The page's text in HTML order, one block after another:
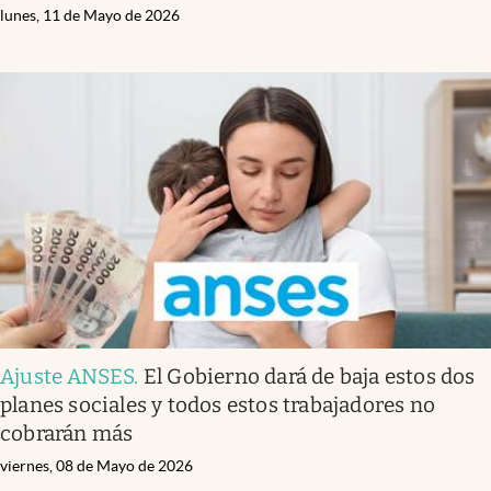
lunes, 11 de Mayo de 2026
Ajuste ANSES. El Gobierno dará de baja estos dos
planes sociales y todos estos trabajadores no
cobrarán más
viernes, 08 de Mayo de 2026